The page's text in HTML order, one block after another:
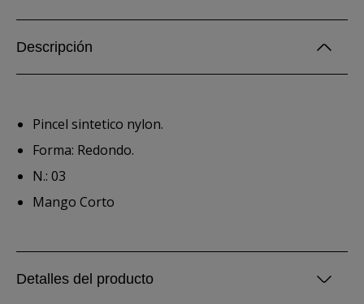
Descripción
Pincel sintetico nylon.
Forma: Redondo.
N.: 03
Mango Corto
Detalles del producto